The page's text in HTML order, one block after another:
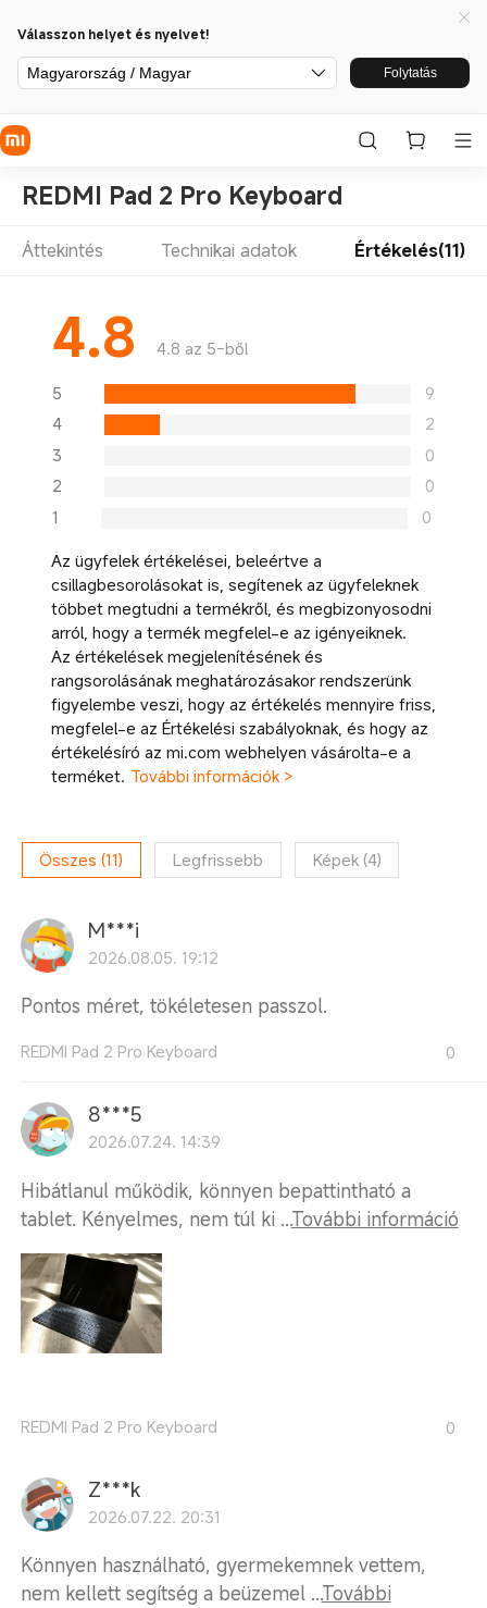
Válasszon helyet és nyelvet!
Magyarország / Magyar Folytatás
REDMI Pad 2 Pro Keyboard
Áttekintés Technikai adatok Értékelés(11)
4.8 4.8 az 5-ből
5
9
4
2
3
0
2
0
1
0
Az ügyfelek értékelései, beleértve a
csillagbesorolásokat is, segítenek az ügyfeleknek
többet megtudni a termékről, és megbizonyosodni
arról, hogy a termék megfelel-e az igényeiknek.
Az értékelések megjelenítésének és
rangsorolásának meghatározásakor rendszerünk
figyelembe veszi, hogy az értékelés mennyire friss,
megfelel-e az Értékelési szabályoknak, és hogy az
értékelésíró az mi.com webhelyen vásárolta-e a
terméket. További információk >
Összes (11) Legfrissebb Képek(4)
M***i
2026.08.05. 19:12
Pontos méret, tökéletesen passzol.
REDMI Pad 2 Pro Keyboard 0
8***5
2026.07.24. 14:39
Hibátlanul működik, könnyen bepattintható a
tablet. Kényelmes, nem túl ki ...További információ
REDMI Pad 2 Pro Keyboard 0
Z***k
2026.07.22. 20:31
Könnyen használható, gyermekemnek vettem,
nem kellett segítség a beüzemel ...További